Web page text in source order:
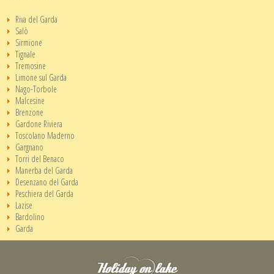
Riva del Garda
Salò
Sirmione
Tignale
Tremosine
Limone sul Garda
Nago-Torbole
Malcesine
Brenzone
Gardone Riviera
Toscolano Maderno
Gargnano
Torri del Benaco
Manerba del Garda
Desenzano del Garda
Peschiera del Garda
Lazise
Bardolino
Garda